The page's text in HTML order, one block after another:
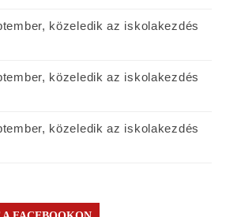
közeledik az iskolakezdés
közeledik az iskolakezdés
közeledik az iskolakezdés